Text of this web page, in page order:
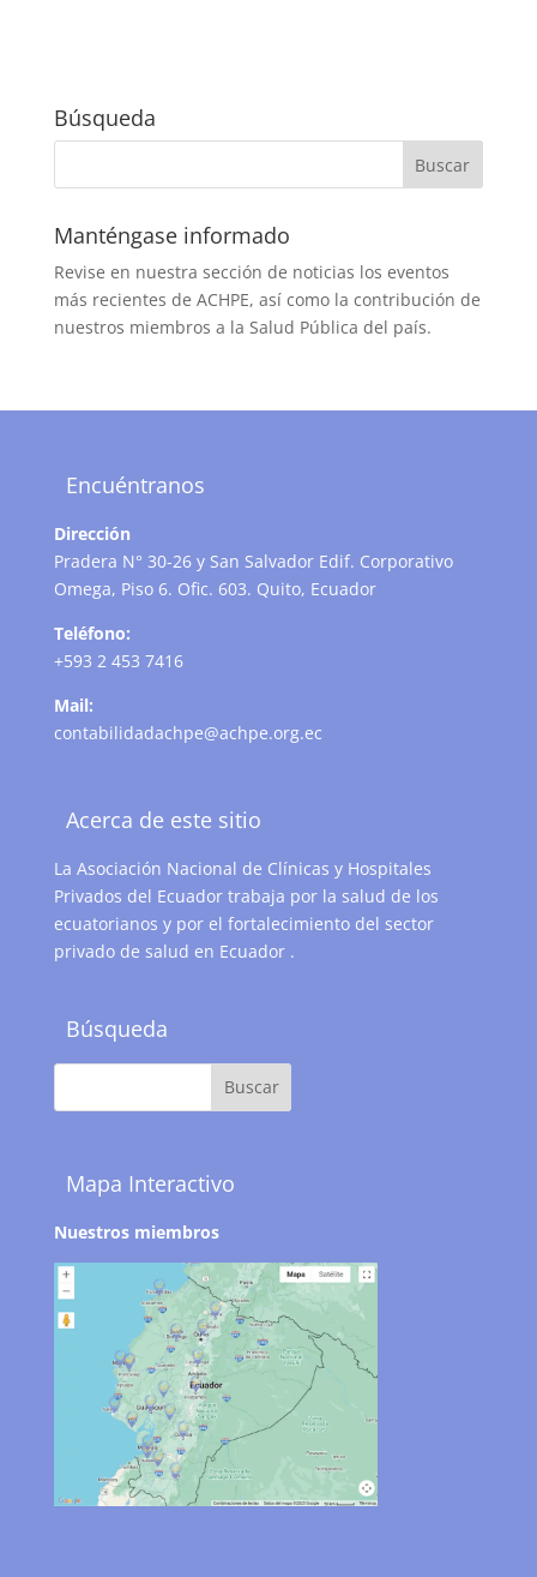
Búsqueda
Manténgase informado
Revise en nuestra sección de noticias los eventos
más recientes de ACHPE, así como la contribución de
nuestros miembros a la Salud Pública del país.
Encuéntranos
Dirección
Pradera N° 30-26 y San Salvador Edif. Corporativo
Omega, Piso 6. Ofic. 603. Quito, Ecuador
Teléfono:
+593 2 453 7416
Mail:
contabilidadachpe@achpe.org.ec
Acerca de este sitio
La Asociación Nacional de Clínicas y Hospitales
Privados del Ecuador trabaja por la salud de los
ecuatorianos y por el fortalecimiento del sector
privado de salud en Ecuador .
Búsqueda
Mapa Interactivo
Nuestros miembros